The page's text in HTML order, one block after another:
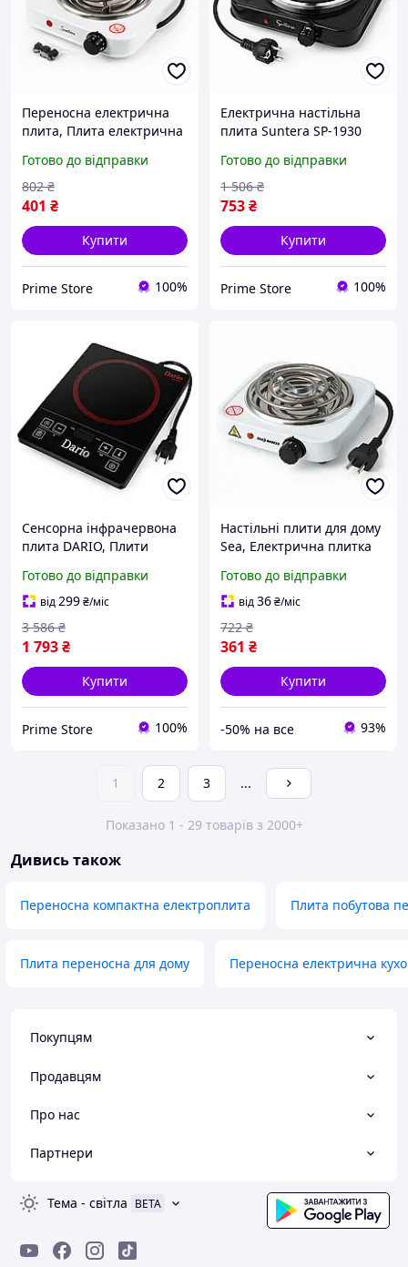
Переносна електрична
плита, Плита електрична
Переносна настільна
електроплита ZL-39
Готово до відправки
401 ₴
802 ₴
Купити
Prime Store 100%
Електрична настільна
плита Suntera SP-1930
електроплита настільна
TY-94
Готово до відправки
753₴
1 506 ₴
Купити
Prime Store 100%
Сенсорна інфрачервона
плита DARIO, Плити
переносні, Портативна
плита для кухні LT-11
Готово до відправки
від299₴/міс
1 793₴
3 586 ₴
Купити
Prime Store 100%
Настільні плити для дому
Sea, Електрична плитка
побутова переносна LE-88
Готово до відправки
від36₴/міс
361 ₴
722 ₴
Купити
-50% на все 93%
1 2 3 ...
Показано 1 - 29 товарів з 2000+
Дивись також
Переносна компактна електроплита Плита побутова
Плита переносна для дому Переносна електрична
Покупцям
Продавцям
Про нас
Партнери
Тема - світла BETA